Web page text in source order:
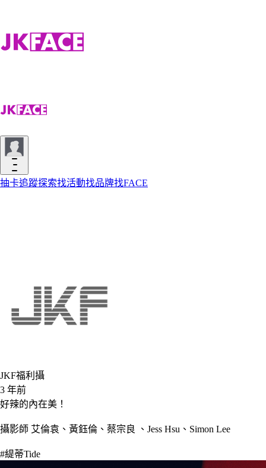
抽卡追蹤探索找活動找品牌找FACE
JKF福利攝
3 年前
好辣的內在美！
攝影師 艾倫袁、黃鈺倫、蔡宗良 、Jess Hsu、Simon Lee
#緹蒂Tide